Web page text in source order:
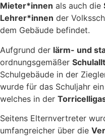
Mieter*innen als auch die
Lehrer*innen der
dem Gebäude befindet.
Aufgrund der lärm- und
ordnungsgemäßer
Schulgebäude in der
wurde für das Schuljahr ein
welches in der
Seitens Elternvertreter
umfangreicher über die